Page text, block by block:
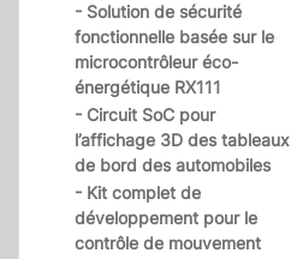
- Solution de sécurité
fonctionnelle basée sur le
microcontrôleur éco-
énergétique RX111
- Circuit SoC pour
l’affichage 3D des tableaux
de bord des automobiles
- Kit complet de
développement pour le
contrôle de mouvement